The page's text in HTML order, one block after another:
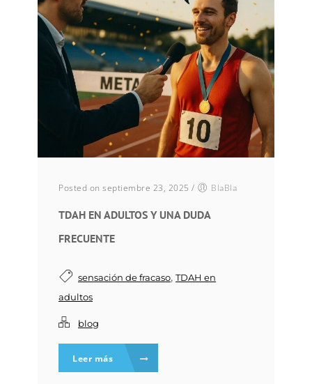
Posted on septiembre 23, 2025 / BlaBla
TDAH EN ADULTOS Y UNA DUDA
FRECUENTE
sensación de fracaso, TDAH en
adultos
blog
Leer más